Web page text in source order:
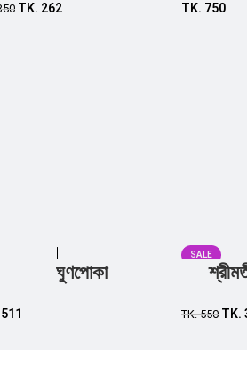
TK. 262 TK. 750
Add to cart
ঘুণপোকা
511
SALE
TK.550 TK.